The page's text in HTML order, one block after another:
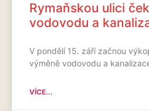
Rymaňskou ulici
vodovodu a
V pondělí 15. září začnou
výměně vodovodu a
VÍCE...